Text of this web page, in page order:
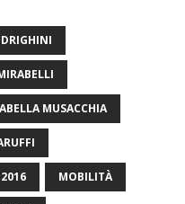
MUSACCHIA
MOBILITÀ